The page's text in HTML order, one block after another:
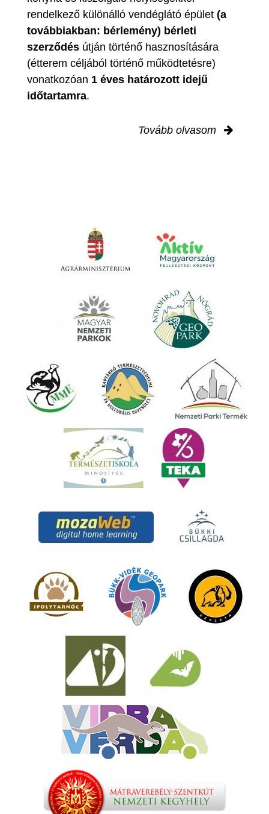
rendelkező különálló vendéglátó épület (a
továbbiakban: bérlemény) bérleti
szerződés útján történő hasznosítására
(étterem céljából történő működtetésre)
vonatkozóan 1 éves határozott idejű
időtartamra.
Tovább olvasom